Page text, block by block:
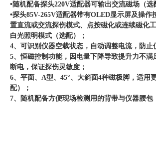
•随机配备探头220V适配器可输出交流磁场（选
•探头85V-265V适配器带有OLED显示屏及操作
置直流或交流探伤模式、点按磁化或连续磁化
白光照明模式（选配）；
4、可识别仪器空载状态，自动调整电流，防止
5、恒磁控制功能，因电量下降导致提升力不满
断电，保证探伤灵敏度；
6、平面、A型、45°、大斜面4种磁极脚，适用
配）；
7、随机配备方便现场检测用的背带与仪器腰包